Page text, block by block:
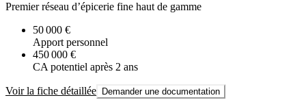
Premier réseau d’épicerie fine haut de gamme
50 000 €
Apport personnel
450 000 €
CA potentiel après 2 ans
Voir la fiche détaillée Demander une documentation